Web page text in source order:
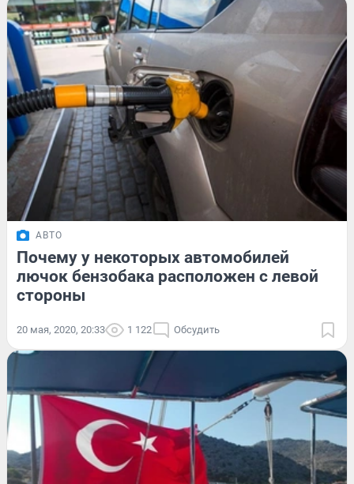
АВТО
Почему у некоторых автомобилей
лючок бензобака расположен с левой
стороны
20 мая, 2020, 20:33 1 122 Обсудить